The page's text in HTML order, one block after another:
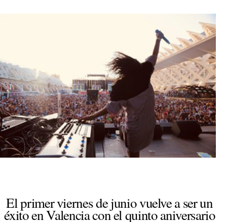
El primer viernes de junio vuelve a ser un
éxito en Valencia con el quinto aniversario